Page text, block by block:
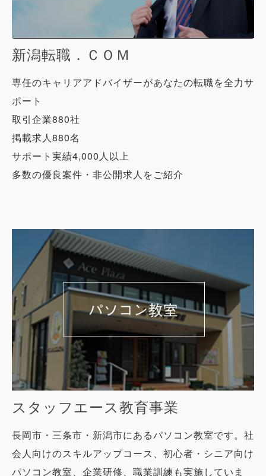
新潟転職．ＣＯＭ
専任のキャリアアドバイザーがあなたの転職を全力サ
ポート
取引企業880社
掲載求人880名
サポート実績4,000人以上
多数の優良案件・非公開求人をご紹介
スタッフエース教育事業
長岡市・三条市・新潟市にあるパソコン教室です。社
会人向けのスキルアップコース、初心者・シニア向け
パソコン教室、企業研修、職業訓練も実施していま